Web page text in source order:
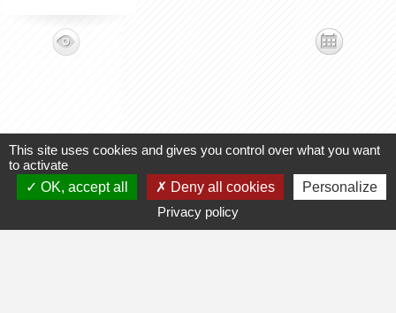
Vous êtes un professionnel ? Demandez les droits de gestion ou
la création de votre fiche
This site uses cookies and gives you control over what you want
to activate
OK, accept all
Deny all cookies
Personalize
Privacy policy